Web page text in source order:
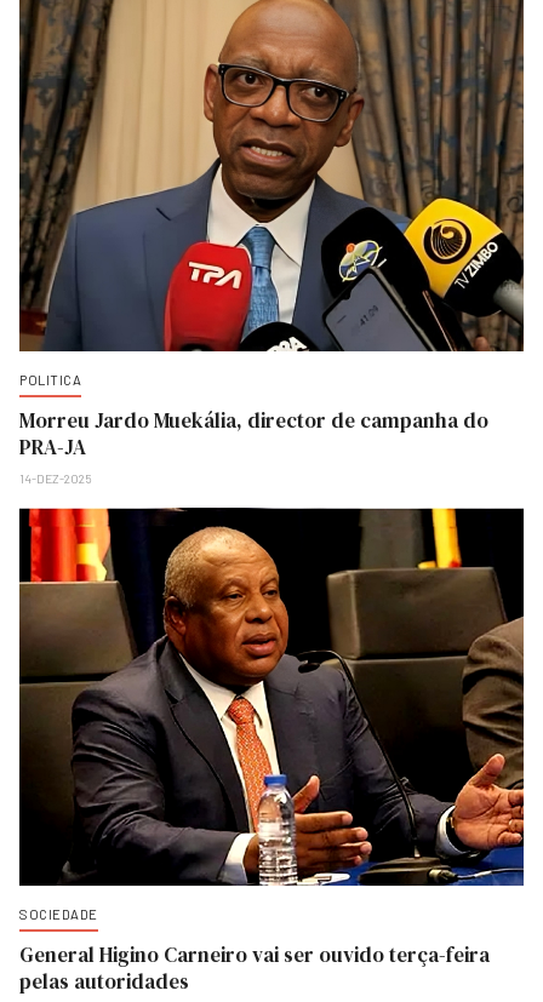
POLITICA
Morreu Jardo Muekália, director de campanha do
PRA-JA
14-DEZ-2025
SOCIEDADE
General Higino Carneiro vai ser ouvido terça-feira
pelas autoridades